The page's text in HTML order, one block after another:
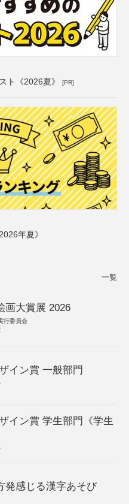
ト《2026夏》 [PR]
年夏》
一覧
画大賞展 2026
行委員会
イン賞 一般部門
イン賞 学生部門《学生
発感じる漢字あそび